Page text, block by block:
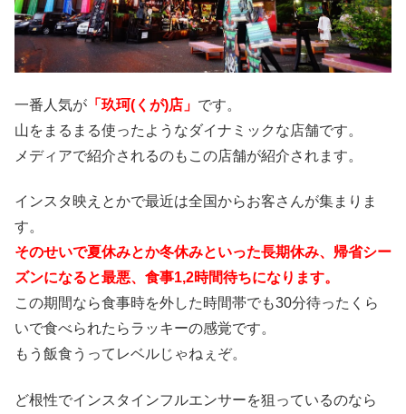
一番人気が 「玖珂(くが)店」 です。
山をまるまる使ったようなダイナミックな店舗です。
メディアで紹介されるのもこの店舗が紹介されます。
インスタ映えとかで最近は全国からお客さんが集まりま
す。
そのせいで夏休みとか冬休みといった長期休み、帰省シー
ズンになると最悪、食事1,2時間待ちになります。
この期間なら食事時を外した時間帯でも30分待ったくら
いで食べられたらラッキーの感覚です。
もう飯食うってレベルじゃねぇぞ。
ど根性でインスタインフルエンサーを狙っているのなら